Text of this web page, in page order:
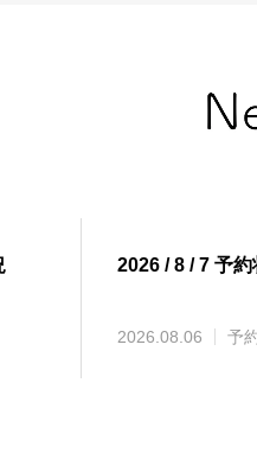
2026 / 8 / 7 予約
2026.08.06 予